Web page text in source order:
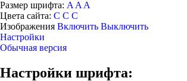
Размер шрифта: A A A
Цвета сайта: С С С
Изображения Включить Выключить
Настройки
Обычная версия
Настройки шрифта: